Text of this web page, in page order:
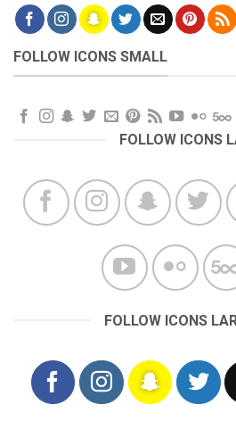
FOLLOW ICONS SMALL
FOLLOW ICONS
FOLLOW ICONS